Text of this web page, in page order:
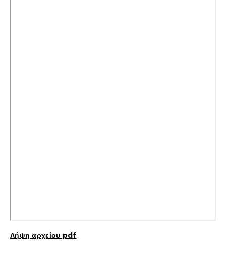
Λήψη αρχείου pdf.